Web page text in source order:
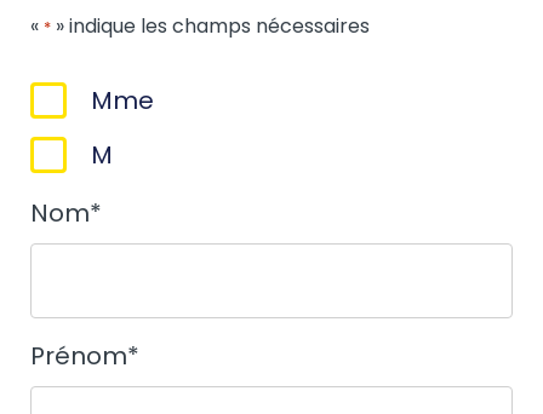
« * » indique les champs nécessaires
Sexe
Mme
M
Nom*
Prénom*